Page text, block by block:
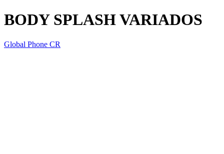
BODY SPLASH VARIADOS
Global Phone CR